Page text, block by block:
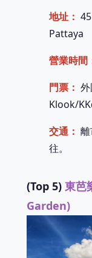
地址：
Pattaya
營業時間
門票：
Klook/
交通：
往。
(Top 5) 東芭
Garden)